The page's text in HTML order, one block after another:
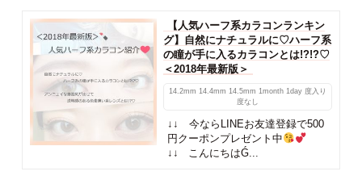
【人気ハーフ系カラコンランキン
グ】自然にナチュラルに♡ハーフ系
の瞳が手に入るカラコンとは!?!?♡
＜2018年最新版＞
14.2mm 14.4mm 14.5mm 1month 1day 度入り
度なし
↓↓ 今ならLINEお友達登録で500
円クーポンプレゼント中
↓↓ こんにちはǴ...